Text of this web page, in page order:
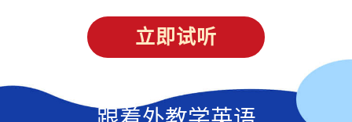
立即试听